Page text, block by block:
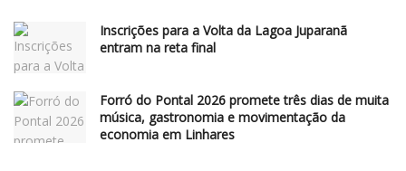
Inscrições para a Volta da Lagoa Juparanã
entram na reta final
Forró do Pontal 2026 promete três dias de muita
música, gastronomia e movimentação da
economia em Linhares